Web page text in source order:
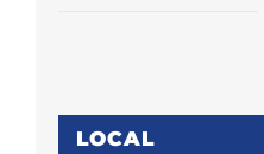
LOCAL